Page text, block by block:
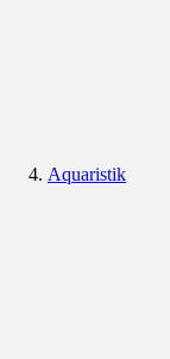
Aquaristik